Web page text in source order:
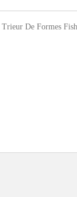
De Formes